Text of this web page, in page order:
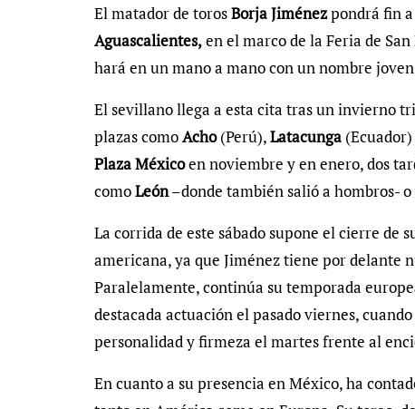
El matador de torosBorja Jiménezpondrá fin
Aguascalientes,en el marco de la Feria de
hará en un mano a mano con un nombre
El sevillano llega a esta cita tras un invierno
plazas comoAcho(Perú),Latacunga
Plaza Méxicoen noviembre y en enero, dos
comoLeón–donde también salió a hombros- o
La corrida de este sábado supone el cierre de
americana, ya que Jiménez tiene por delante
Paralelamente, continúa su temporada
destacada actuación el pasado viernes,
personalidad y firmeza el martes frente al
En cuanto a su presencia en México, ha